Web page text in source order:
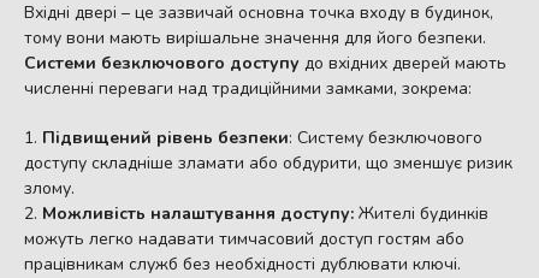
Вхідні двері – це зазвичай основна точка входу в будинок,
тому вони мають вирішальне значення для його безпеки.
Системи безключового доступу до вхідних дверей мають
численні переваги над традиційними замками, зокрема:
Підвищений рівень безпеки: Систему безключового
доступу складніше зламати або обдурити, що зменшує ризик
злому.
Можливість налаштування доступу: Жителі будинків
можуть легко надавати тимчасовий доступ гостям або
працівникам служб без необхідності дублювати ключі.